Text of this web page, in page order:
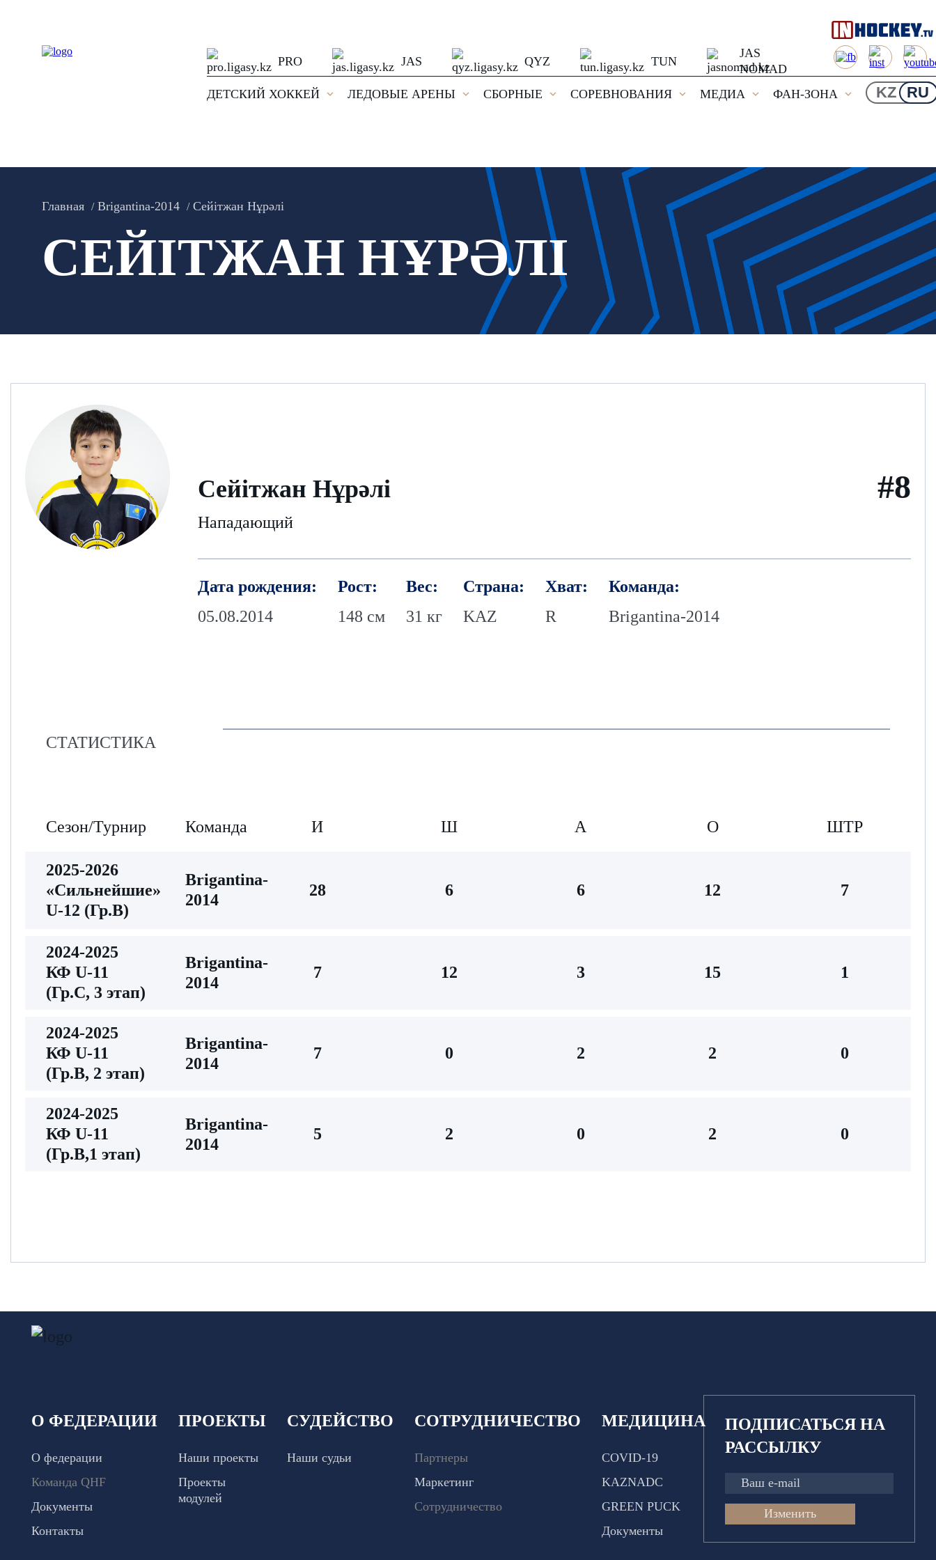
PRO JAS QYZ TUN
JAS
NOMAD
ДЕТСКИЙ ХОККЕЙ
ЛЕДОВЫЕ АРЕНЫ СБОРНЫЕ СОРЕВНОВАНИЯ МЕДИА ФАН-ЗОНА KZ RU
Главная Brigantina-2014 Сейітжан Нұрәлі
СЕЙІТЖАН НҰРӘЛІ
Сейітжан Нұрәлі
Нападающий
#8
Дата рождения:
05.08.2014
Рост:
148 см
Вес:
31 кг
Страна:
KAZ
Хват:
R
Команда:
Brigantina-2014
СТАТИСТИКА
Сезон/Турнир Команда И Ш А О ШТР
2025-2026
«Сильнейшие»
U-12 (Гр.В)
Brigantina-
2014
28 6 6 12 7
2024-2025
КФ U-11
(Гр.С, 3 этап)
Brigantina-
2014
7 12 3 15 1
2024-2025
КФ U-11
(Гр.В, 2 этап)
Brigantina-
2014
7 0 2 2 0
2024-2025
КФ U-11
(Гр.В,1 этап)
Brigantina-
2014
5 2 0 2 0
О ФЕДЕРАЦИИ
О федерации
Команда QHF
Документы
Контакты
ПРОЕКТЫ
Наши проекты
Проекты
модулей
СУДЕЙСТВО
Наши судьи
СОТРУДНИЧЕСТВО
Партнеры
Маркетинг
Сотрудничество
МЕДИЦИНА
COVID-19
KAZNADC
GREEN PUCK
Документы
ПОДПИСАТЬСЯ НА
РАССЫЛКУ
Изменить